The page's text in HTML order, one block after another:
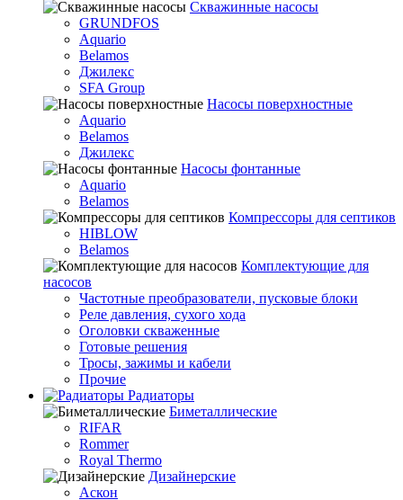
Скважинные насосы
GRUNDFOS
Aquario
Belamos
Джилекс
SFA Group
Насосы поверхностные
Aquario
Belamos
Джилекс
Насосы фонтанные
Aquario
Belamos
Компрессоры для септиков
HIBLOW
Belamos
Комплектующие для
насосов
Частотные преобразователи, пусковые блоки
Реле давления, сухого хода
Оголовки скваженные
Готовые решения
Тросы, зажимы и кабели
Прочие
Радиаторы
Биметаллические
RIFAR
Rommer
Royal Thermo
Дизайнерские
Аскон